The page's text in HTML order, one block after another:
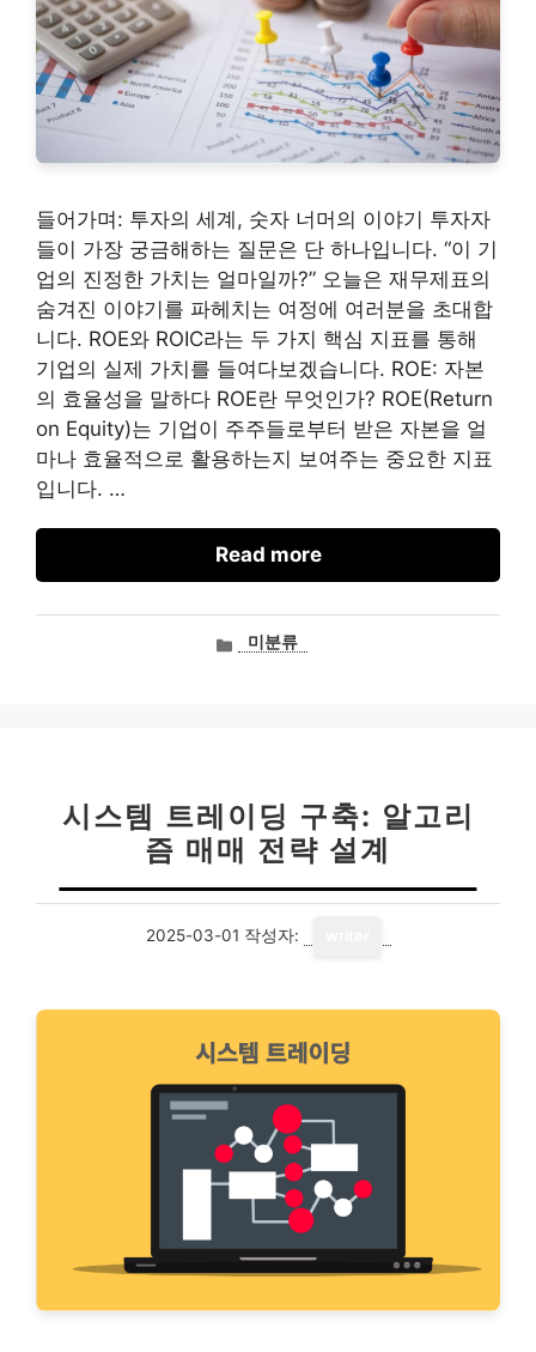
들어가며: 투자의 세계, 숫자 너머의 이야기 투자자
들이 가장 궁금해하는 질문은 단 하나입니다. “이 기
업의 진정한 가치는 얼마일까?” 오늘은 재무제표의
숨겨진 이야기를 파헤치는 여정에 여러분을 초대합
니다. ROE와 ROIC라는 두 가지 핵심 지표를 통해
기업의 실제 가치를 들여다보겠습니다. ROE: 자본
의 효율성을 말하다 ROE란 무엇인가? ROE(Return
on Equity)는 기업이 주주들로부터 받은 자본을 얼
마나 효율적으로 활용하는지 보여주는 중요한 지표
입니다. …
Read more
카미분류
시스템 트레이딩 구축: 알고리
즘 매매 전략 설계
2025-03-01 작성자: